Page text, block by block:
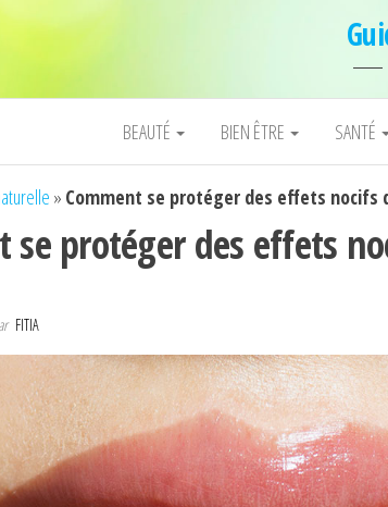
BEAUTÉ BIEN ÊTRE SANTÉ
» Comment se protéger des effets nocifs
se protéger des effets
FITIA